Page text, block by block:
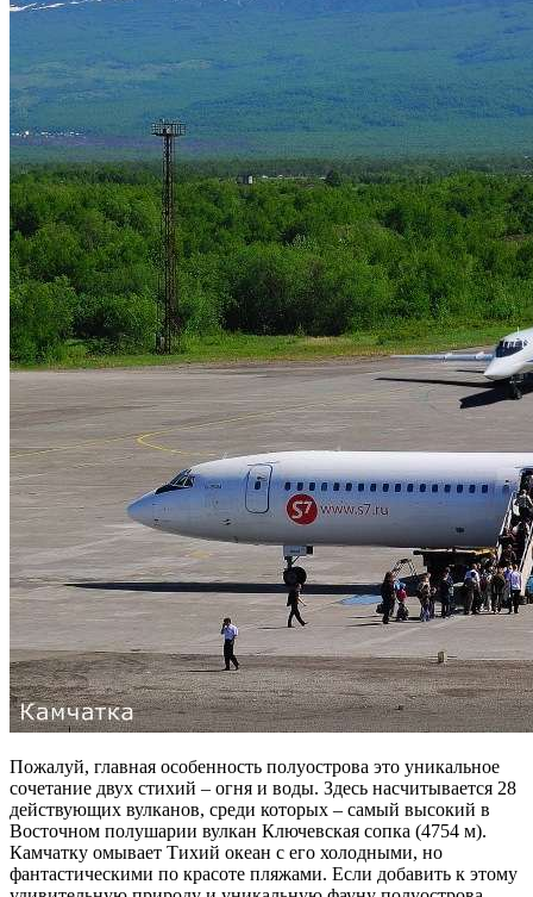
Пожалуй, главная особенность полуострова это уникальное
сочетание двух стихий – огня и воды. Здесь насчитывается 28
действующих вулканов, среди которых – самый высокий в
Восточном полушарии вулкан Ключевская сопка (4754 м).
Камчатку омывает Тихий океан с его холодными, но
фантастическими по красоте пляжами. Если добавить к этому